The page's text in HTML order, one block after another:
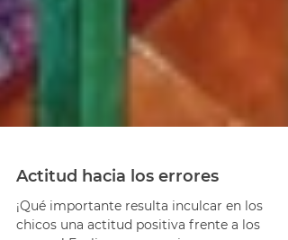
Actitud hacia los errores